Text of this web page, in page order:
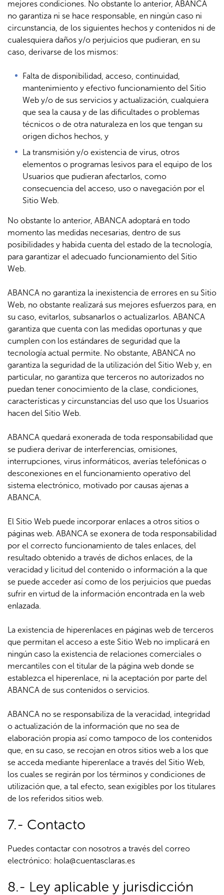
mejores condiciones. No obstante lo anterior, ABANCA
no garantiza ni se hace responsable, en ningún caso ni
circunstancia, de los siguientes hechos y contenidos ni de
cualesquiera daños y/o perjuicios que pudieran, en su
caso, derivarse de los mismos:
Falta de disponibilidad, acceso, continuidad,
mantenimiento y efectivo funcionamiento del Sitio
Web y/o de sus servicios y actualización, cualquiera
que sea la causa y de las dificultades o problemas
técnicos o de otra naturaleza en los que tengan su
origen dichos hechos, y
La transmisión y/o existencia de virus, otros
elementos o programas lesivos para el equipo de los
Usuarios que pudieran afectarlos, como
consecuencia del acceso, uso o navegación por el
Sitio Web.
No obstante lo anterior, ABANCA adoptará en todo
momento las medidas necesarias, dentro de sus
posibilidades y habida cuenta del estado de la tecnología,
para garantizar el adecuado funcionamiento del Sitio
Web.
ABANCA no garantiza la inexistencia de errores en su Sitio
Web, no obstante realizará sus mejores esfuerzos para, en
su caso, evitarlos, subsanarlos o actualizarlos. ABANCA
garantiza que cuenta con las medidas oportunas y que
cumplen con los estándares de seguridad que la
tecnología actual permite. No obstante, ABANCA no
garantiza la seguridad de la utilización del Sitio Web y, en
particular, no garantiza que terceros no autorizados no
puedan tener conocimiento de la clase, condiciones,
características y circunstancias del uso que los Usuarios
hacen del Sitio Web.
ABANCA quedará exonerada de toda responsabilidad que
se pudiera derivar de interferencias, omisiones,
interrupciones, virus informáticos, averías telefónicas o
desconexiones en el funcionamiento operativo del
sistema electrónico, motivado por causas ajenas a
ABANCA.
El Sitio Web puede incorporar enlaces a otros sitios o
páginas web. ABANCA se exonera de toda responsabilidad
por el correcto funcionamiento de tales enlaces, del
resultado obtenido a través de dichos enlaces, de la
veracidad y licitud del contenido o información a la que
se puede acceder así como de los perjuicios que puedas
sufrir en virtud de la información encontrada en la web
enlazada.
La existencia de hiperenlaces en páginas web de terceros
que permitan el acceso a este Sitio Web no implicará en
ningún caso la existencia de relaciones comerciales o
mercantiles con el titular de la página web donde se
establezca el hiperenlace, ni la aceptación por parte del
ABANCA de sus contenidos o servicios.
ABANCA no se responsabiliza de la veracidad, integridad
o actualización de la información que no sea de
elaboración propia así como tampoco de los contenidos
que, en su caso, se recojan en otros sitios web a los que
se acceda mediante hiperenlace a través del Sitio Web,
los cuales se regirán por los términos y condiciones de
utilización que, a tal efecto, sean exigibles por los titulares
de los referidos sitios web.
7.- Contacto
Puedes contactar con nosotros a través del correo
electrónico: hola@cuentasclaras.es
8.- Ley aplicable y jurisdicción